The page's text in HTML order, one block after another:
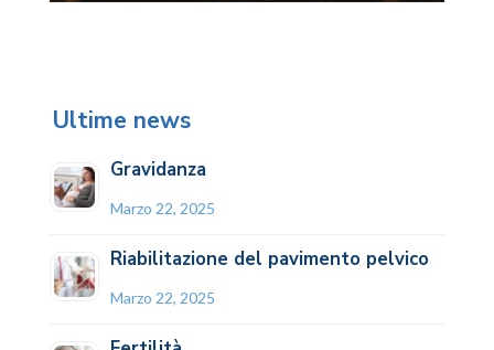
Ultime news
Gravidanza
Marzo 22, 2025
Riabilitazione del pavimento pelvico
Marzo 22, 2025